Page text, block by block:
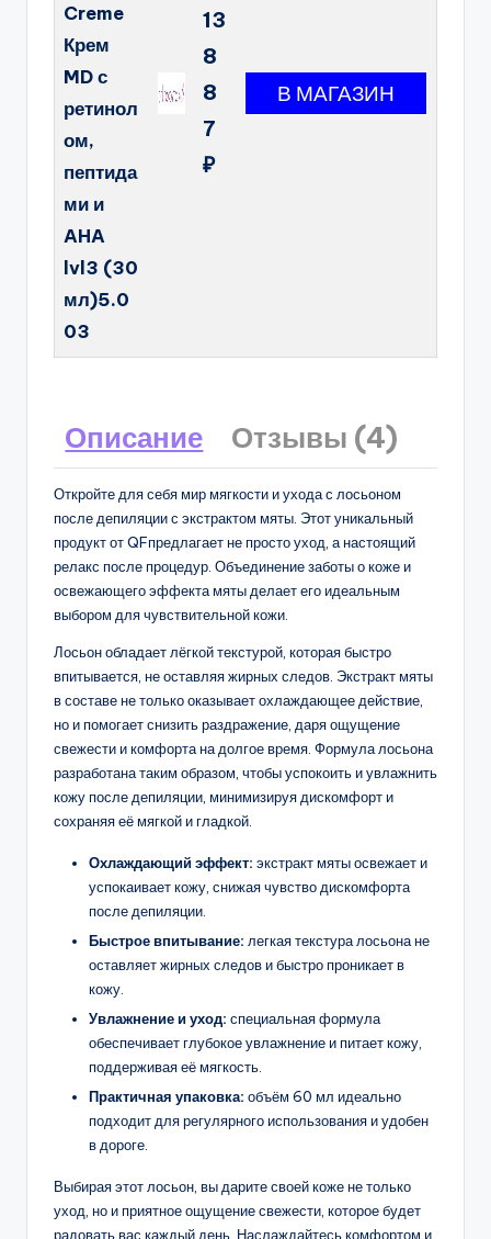
Creme
Крем
MD с
ретинол
ом,
пептида
ми и
AHA
lvl3 (30
мл)5.0
03
13
8
8
7
₽
Описание Отзывы (4)
Откройте для себя мир мягкости и ухода с лосьоном
после депиляции с экстрактом мяты. Этот уникальный
продукт от QFпредлагает не просто уход, а настоящий
релакс после процедур. Объединение заботы о коже и
освежающего эффекта мяты делает его идеальным
выбором для чувствительной кожи.
Лосьон обладает лёгкой текстурой, которая быстро
впитывается, не оставляя жирных следов. Экстракт мяты
в составе не только оказывает охлаждающее действие,
но и помогает снизить раздражение, даря ощущение
свежести и комфорта на долгое время. Формула лосьона
разработана таким образом, чтобы успокоить и увлажнить
кожу после депиляции, минимизируя дискомфорт и
сохраняя её мягкой и гладкой.
Охлаждающий эффект: экстракт мяты освежает и
успокаивает кожу, снижая чувство дискомфорта
после депиляции.
Быстрое впитывание: легкая текстура лосьона не
оставляет жирных следов и быстро проникает в
кожу.
Увлажнение и уход: специальная формула
обеспечивает глубокое увлажнение и питает кожу,
поддерживая её мягкость.
Практичная упаковка: объём 60 мл идеально
подходит для регулярного использования и удобен
в дороге.
Выбирая этот лосьон, вы дарите своей коже не только
уход, но и приятное ощущение свежести, которое будет
радовать вас каждый день. Наслаждайтесь комфортом и